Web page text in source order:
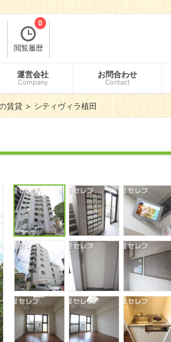
閲覧履歴
0
運営会社
Company
お問合わせ
Contact
賃貸 シティヴィラ植田